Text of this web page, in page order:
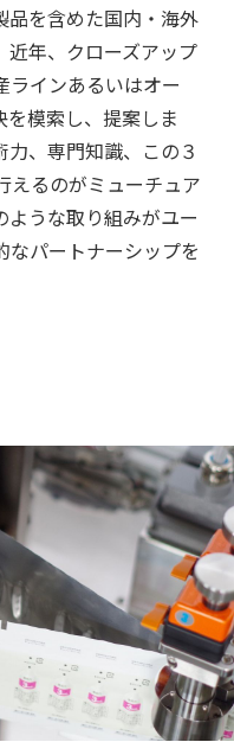
品を含めた国内・海外
近年、クローズアップ
ラインあるいはオー
模索し、提案しま
、専門知識、この３
えるのがミューチュア
ような取り組みがユー
なパートナーシップを